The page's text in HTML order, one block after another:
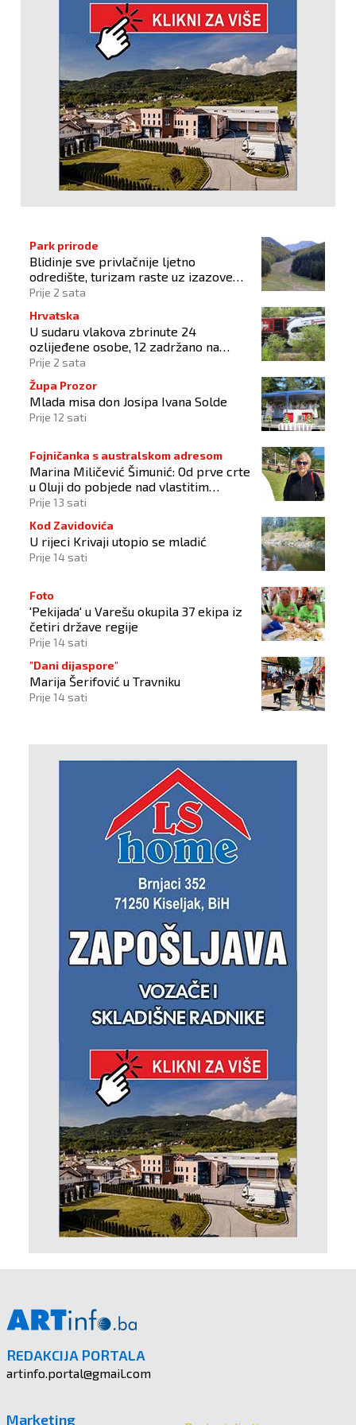
Park prirode
Blidinje sve privlačnije ljetno
odredište, turizam raste uz izazove
očuvanja prirode
Prije 2 sata
Hrvatska
U sudaru vlakova zbrinute 24
ozlijeđene osobe, 12 zadržano na
liječenju
Prije 2 sata
Župa Prozor
Mlada misa don Josipa Ivana Solde
Prije 12 sati
Fojničanka s australskom adresom
Marina Miličević Šimunić: Od prve crte
u Oluji do pobjede nad vlastitim
„olujama“
Prije 13 sati
Kod Zavidovića
U rijeci Krivaji utopio se mladić
Prije 14 sati
Foto
'Pekijada' u Varešu okupila 37 ekipa iz
četiri države regije
Prije 14 sati
"Dani dijaspore"
Marija Šerifović u Travniku
Prije 14 sati
REDAKCIJA PORTALA
artinfo.portal@gmail.com
Marketing